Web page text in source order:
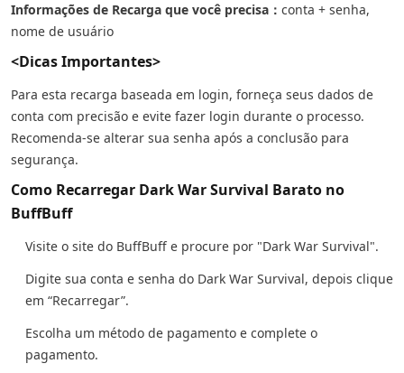
Informações de Recarga que você precisa： conta + senha,
nome de usuário
<Dicas Importantes>
Para esta recarga baseada em login, forneça seus dados de
conta com precisão e evite fazer login durante o processo.
Recomenda-se alterar sua senha após a conclusão para
segurança.
Como Recarregar Dark War Survival Barato no
BuffBuff
Visite o site do BuffBuff e procure por "Dark War Survival".
Digite sua conta e senha do Dark War Survival, depois clique
em “Recarregar”.
Escolha um método de pagamento e complete o
pagamento.